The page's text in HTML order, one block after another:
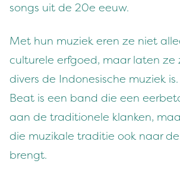
songs uit de 20e eeuw.
Met hun muziek eren ze niet
culturele erfgoed, maar laten ze
divers de Indonesische muziek
Beat is een band die een
aan de traditionele klanken,
die muzikale traditie ook naar
brengt.